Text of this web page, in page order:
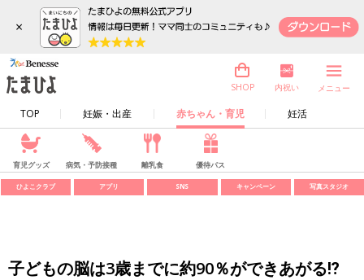
×
TOP 妊娠・出産 赤ちゃん・育児 妊活
SHOP 内祝い メニュー
育児グッズ 病気・予防接種 離乳食 優待パス
ひよこクラブ アプリ SNS キャンペーン 写真スタジオ
子どもの脳は3歳までに約90％ができあがる⁉